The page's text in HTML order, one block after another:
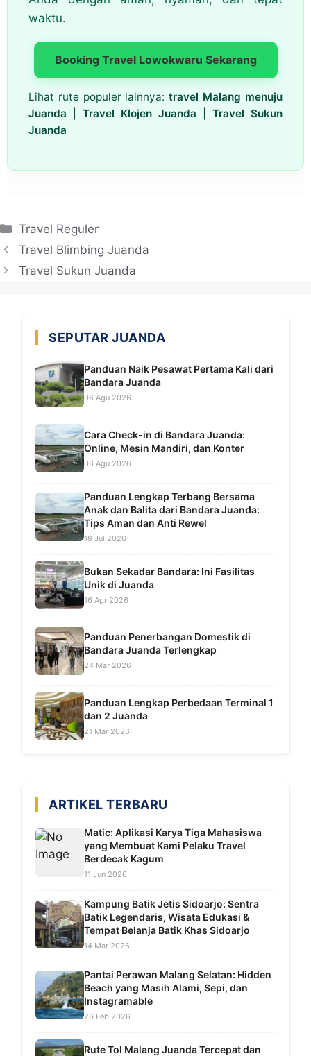
waktu.
Booking Travel Lowokwaru Sekarang
Lihat rute populer lainnya:travel Malang menuju
Juanda
Travel Klojen Juanda
Travel Sukun
Juanda
Kategori
Travel Reguler
Travel Blimbing Juanda
Travel Sukun Juanda
SEPUTAR JUANDA
Panduan Naik Pesawat Pertama Kali dari
Bandara Juanda
06 Agu 2026
Cara Check-in di Bandara Juanda:
Online, Mesin Mandiri, dan Konter
06 Agu 2026
Panduan Lengkap Terbang Bersama
Anak dan Balita dari Bandara Juanda:
Tips Aman dan Anti Rewel
18 Jul 2026
Bukan Sekadar Bandara: Ini Fasilitas
Unik di Juanda
16 Apr 2026
Panduan Penerbangan Domestik di
Bandara Juanda Terlengkap
24 Mar 2026
Panduan Lengkap Perbedaan Terminal 1
dan 2 Juanda
21 Mar 2026
ARTIKEL TERBARU
Matic: Aplikasi Karya Tiga Mahasiswa
yang Membuat Kami Pelaku Travel
Berdecak Kagum
11 Jun 2026
Kampung Batik Jetis Sidoarjo: Sentra
Batik Legendaris, Wisata Edukasi &
Tempat Belanja Batik Khas Sidoarjo
14 Mar 2026
Pantai Perawan Malang Selatan: Hidden
Beach yang Masih Alami, Sepi, dan
Instagramable
26 Feb 2026
Rute Tol Malang Juanda Tercepat dan